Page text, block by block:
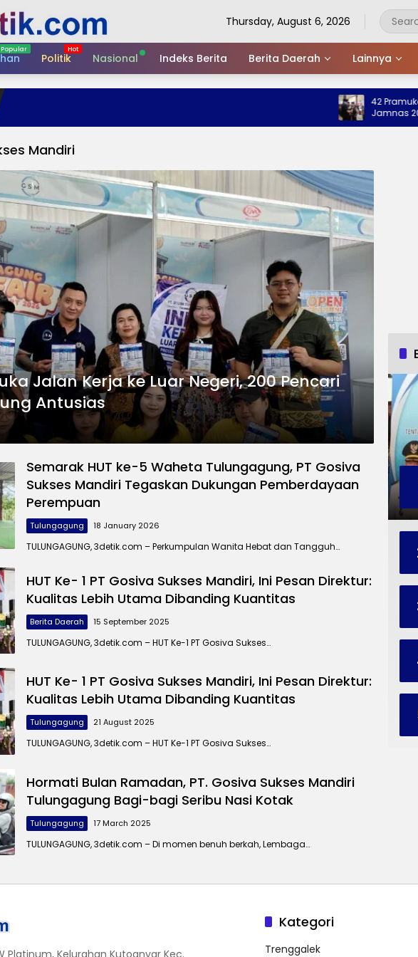
Thursday, August 6, 2026
Politik Nasional Indeks Berita Berita Daerah Lainnya
42 Pramuka
Jamnas 2026,
Nama Baik
Mandiri
Jalan Kerja ke Luar Negeri, 200 Pencari
Antusias
Semarak HUT ke-5 Waheta Tulungagung, PT Gosiva
Sukses Mandiri Tegaskan Dukungan Pemberdayaan
Perempuan
Tulungagung 18 January 2026
TULUNGAGUNG, 3detik.com – Perkumpulan Wanita Hebat dan Tangguh…
HUT Ke- 1 PT Gosiva Sukses Mandiri, Ini Pesan Direktur:
Kualitas Lebih Utama Dibanding Kuantitas
Berita Daerah 15 September 2025
TULUNGAGUNG, 3detik.com – HUT Ke-1 PT Gosiva Sukses…
HUT Ke- 1 PT Gosiva Sukses Mandiri, Ini Pesan Direktur:
Kualitas Lebih Utama Dibanding Kuantitas
Tulungagung 21 August 2025
TULUNGAGUNG, 3detik.com – HUT Ke-1 PT Gosiva Sukses…
Hormati Bulan Ramadan, PT. Gosiva Sukses Mandiri
Tulungagung Bagi-bagi Seribu Nasi Kotak
Tulungagung 17 March 2025
TULUNGAGUNG, 3detik.com – Di momen benuh berkah, Lembaga…
Platinum, Kelurahan Kutoanyar Kec.
Kategori
Trenggalek